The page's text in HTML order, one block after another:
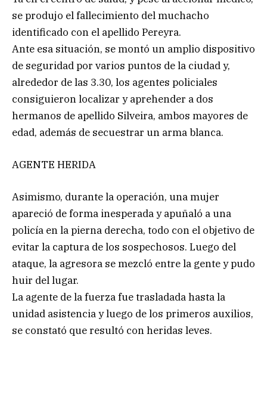
se produjo el fallecimiento del muchacho
identificado con el apellido Pereyra.
Ante esa situación, se montó un amplio dispositivo
de seguridad por varios puntos de la ciudad y,
alrededor de las 3.30, los agentes policiales
consiguieron localizar y aprehender a dos
hermanos de apellido Silveira, ambos mayores de
edad, además de secuestrar un arma blanca.
AGENTE HERIDA
Asimismo, durante la operación, una mujer
apareció de forma inesperada y apuñaló a una
policía en la pierna derecha, todo con el objetivo de
evitar la captura de los sospechosos. Luego del
ataque, la agresora se mezcló entre la gente y pudo
huir del lugar.
La agente de la fuerza fue trasladada hasta la
unidad asistencia y luego de los primeros auxilios,
se constató que resultó con heridas leves.